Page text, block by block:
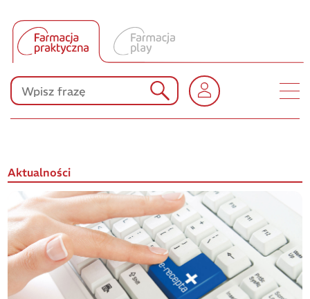
Produkty Polpharmy
KONKURSY
Aktualności